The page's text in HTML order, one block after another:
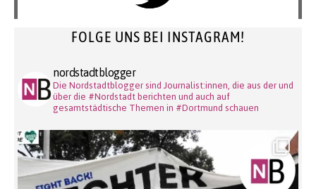
FOLGE UNS BEI INSTAGRAM!
nordstadtblogger
Die Nordstadtblogger sind Journalist:innen, die aus der und
über die #Nordstadt berichten und auch auf
gesamtstädtische Themen in #Dortmund schauen